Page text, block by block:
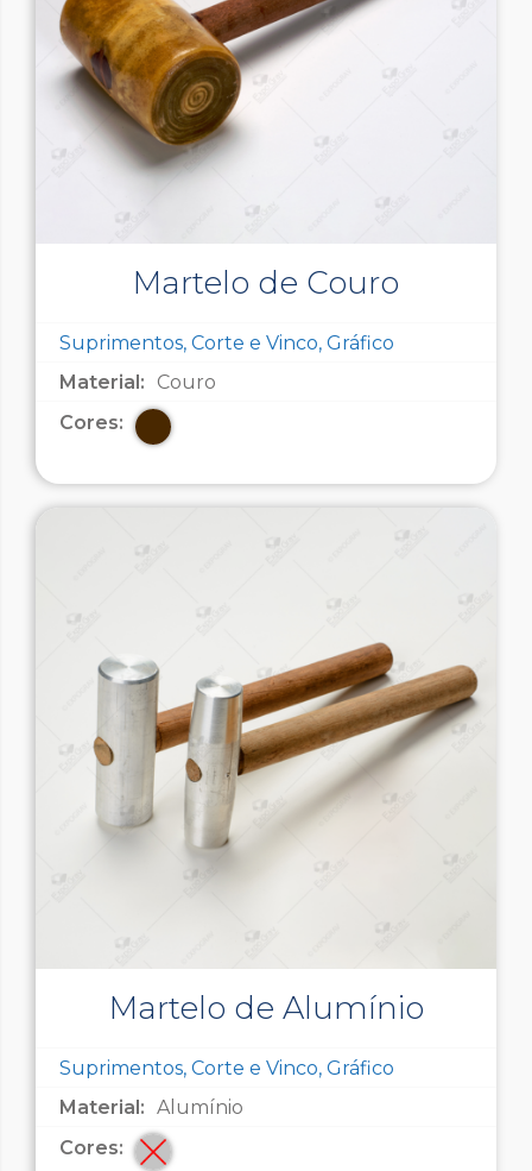
Martelo de Couro
Suprimentos, Corte e Vinco, Gráfico
Material:
Couro
Cores:
Martelo de Alumínio
Suprimentos, Corte e Vinco, Gráfico
Material: Alumínio
Cores: